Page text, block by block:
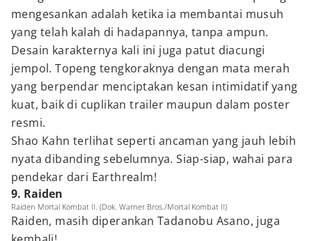
mengesankan adalah ketika ia membantai musuh
yang telah kalah di hadapannya, tanpa ampun.
Desain karakternya kali ini juga patut diacungi
jempol. Topeng tengkoraknya dengan mata merah
yang berpendar menciptakan kesan intimidatif yang
kuat, baik di cuplikan trailer maupun dalam poster
resmi.
Shao Kahn terlihat seperti ancaman yang jauh lebih
nyata dibanding sebelumnya. Siap-siap, wahai para
pendekar dari Earthrealm!
9. Raiden
Raiden Mortal Kombat II. (Dok. Warner Bros./Mortal Kombat II)
Raiden, masih diperankan Tadanobu Asano, juga